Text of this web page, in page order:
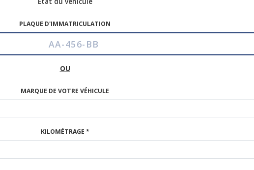
PLAQUE D'IMMATRICULATION
OU
MARQUE DE VOTRE VÉHICULE
KILOMÉTRAGE *